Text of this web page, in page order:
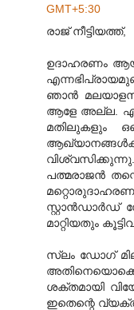
GMT+5:30
രാജ് നീട്ടിയത്ത്,
ഉദാഹരണം
ഞാന്‍
ആളേ അല്ല.
മതിലുകളും
വിശ്വസിക്കുന്നു.
പത്മരാജന്‍
സ്റ്റാന്‍‌ഡാര്‍ഡ്
മാറ്റിയതും
സ്ലം ഡോഗ്
ശക്തമായി
ഇതെന്റെ